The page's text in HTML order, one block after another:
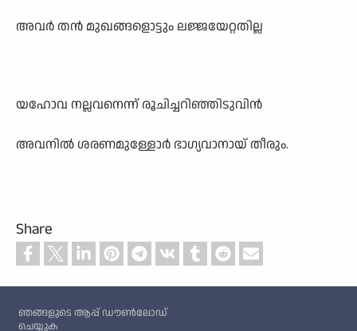
അവർ തൻ മുഖങ്ങളൊട്ടും ലജ്ജയേറ്റതില്ല
യഹോവ നല്ലവനെന്ന് രൂചിച്ചറിഞ്ഞിടുവിൻ
അവനിൽ ശരണമുള്ളോർ ഭാഗ്യവാനായ് തീരും.
Share
ഞങ്ങളുടെ ആപ്പ് ഡൗൺലോഡ്
ചെയ്യുക